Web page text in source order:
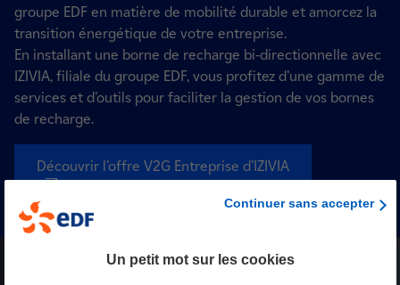
groupe EDF en matière de mobilité durable et amorcez la
transition énergétique de votre entreprise.
En installant une borne de recharge bi-directionnelle avec
IZIVIA, filiale du groupe EDF, vous profitez d’une gamme de
services et d’outils pour faciliter la gestion de vos bornes
de recharge.
Découvrir l’offre V2G Entreprise d’IZIVIA
Continuer sans accepter
Un petit mot sur les cookies